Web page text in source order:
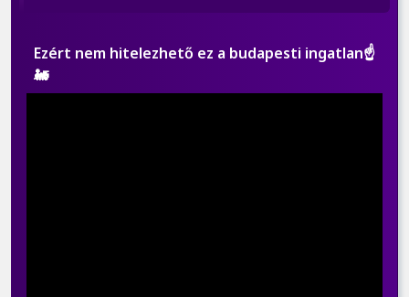
Ezért nem hitelezhető ez a budapesti ingatlan☝️
🚂